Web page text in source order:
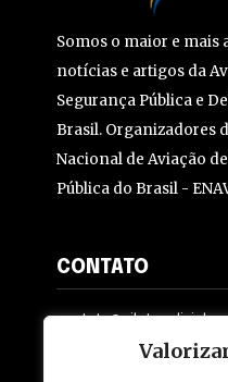
Somos o maior e mais
notícias e artigos da
Segurança Pública e
Brasil. Organizadores
Nacional de Aviação
Pública do Brasil -
CONTATO